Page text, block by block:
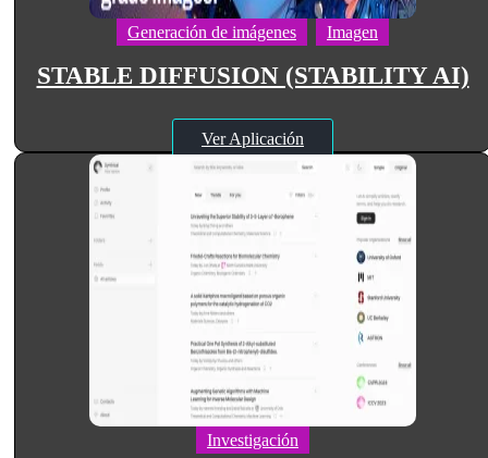
Generación de imágenes Imagen
STABLE DIFFUSION (STABILITY AI)
Ver Aplicación
Investigación